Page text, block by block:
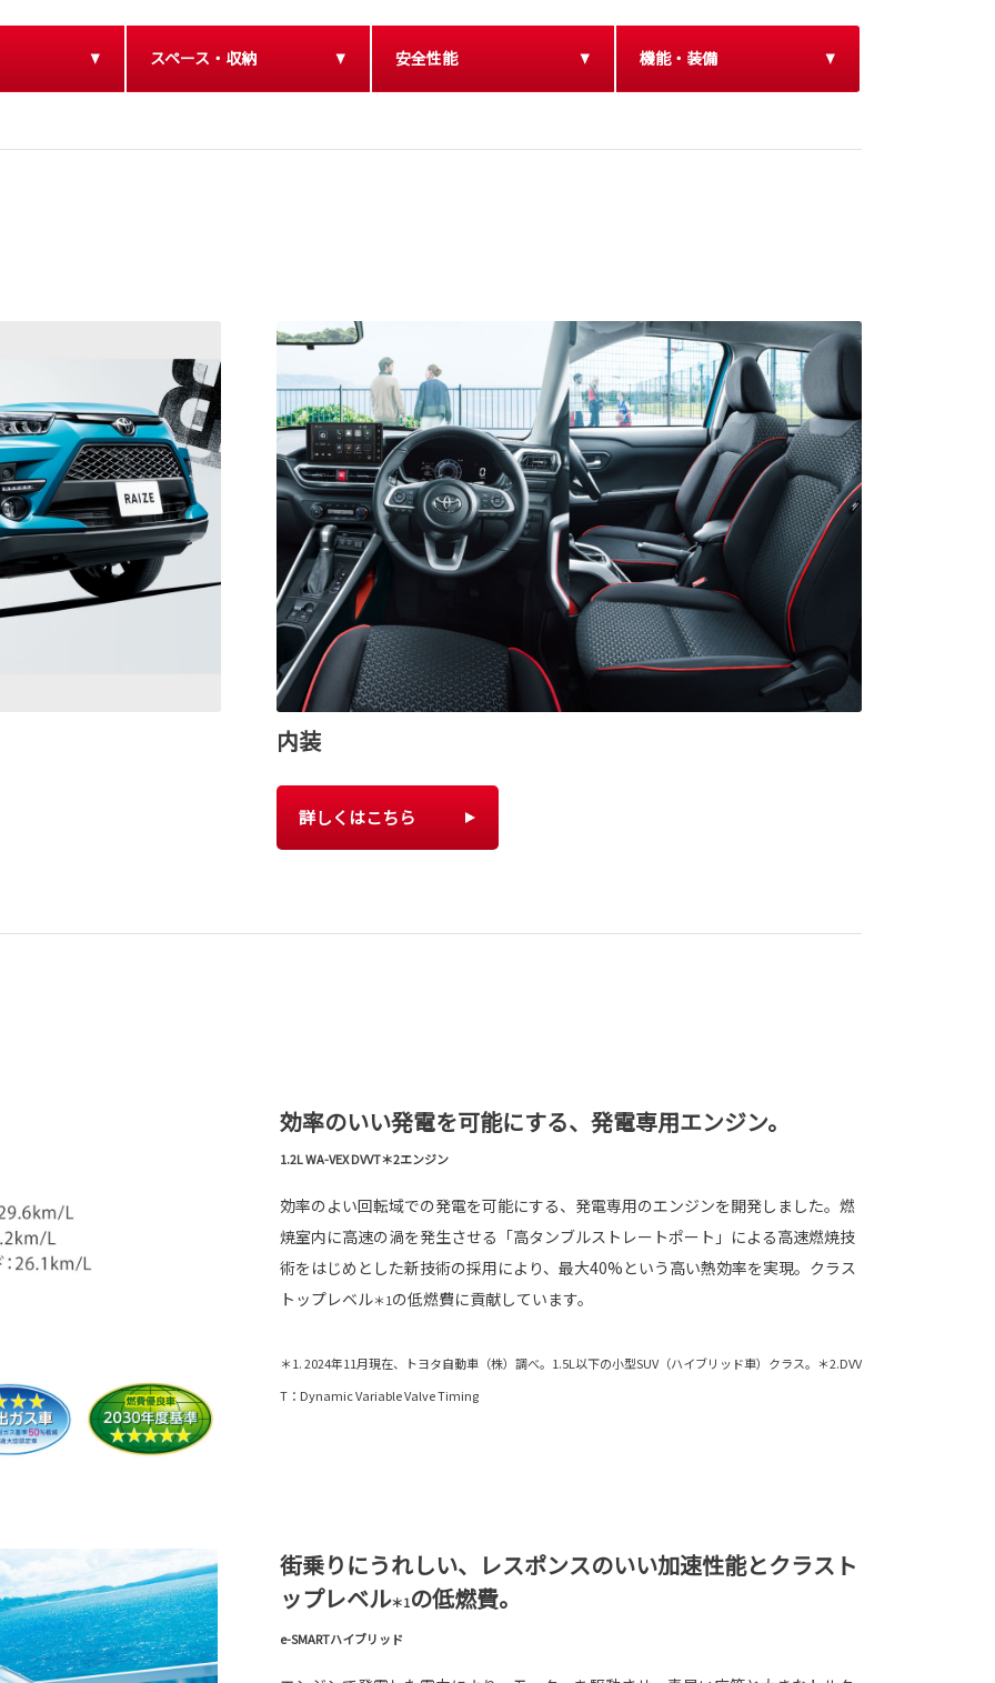
スペース・収納 安全性能 機能・装備
内装
詳しくはこちら
効率のいい発電を可能にする、発電専用エンジン。
1.2L WA-VEX DVVT＊2エンジン
効率のよい回転域での発電を可能にする、発電専用のエンジンを開発しました。燃
焼室内に高速の渦を発生させる「高タンブルストレートポート」による高速燃焼技
術をはじめとした新技術の採用により、最大40%という高い熱効率を実現。クラス
トップレベル＊1の低燃費に貢献しています。
＊1. 2024年11月現在、トヨタ自動車（株）調べ。1.5L以下の小型SUV（ハイブリッド車）クラス。＊2.DVV
T：Dynamic Variable Valve Timing
街乗りにうれしい、レスポンスのいい加速性能とクラスト
ップレベル＊1の低燃費。
e-SMARTハイブリッド